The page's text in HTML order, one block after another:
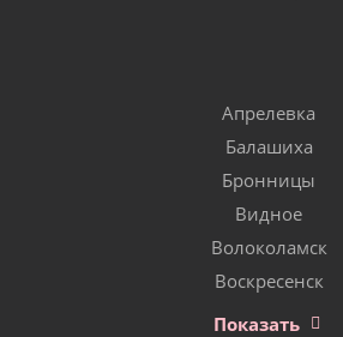
Апрелевка
Балашиха
Бронницы
Видное
Волоколамск
Воскресенск
Показать